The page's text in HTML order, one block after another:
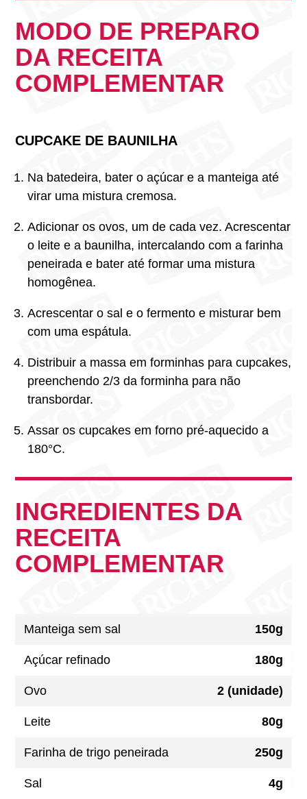
MODO DE PREPARO
DA RECEITA
COMPLEMENTAR
CUPCAKE DE BAUNILHA
Na batedeira, bater o açúcar e a manteiga até
virar uma mistura cremosa.
Adicionar os ovos, um de cada vez. Acrescentar
o leite e a baunilha, intercalando com a farinha
peneirada e bater até formar uma mistura
homogênea.
Acrescentar o sal e o fermento e misturar bem
com uma espátula.
Distribuir a massa em forminhas para cupcakes,
preenchendo 2/3 da forminha para não
transbordar.
Assar os cupcakes em forno pré-aquecido a
180°C.
INGREDIENTES DA
RECEITA
COMPLEMENTAR
Manteiga sem sal 150g
Açúcar refinado 180g
Ovo 2 (unidade)
Leite 80g
Farinha de trigo peneirada 250g
Sal 4g